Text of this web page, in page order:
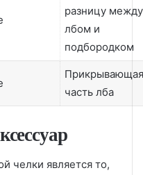
разницу между
лбом и
подбородком
Прикрывающая
часть лба
челки является то,